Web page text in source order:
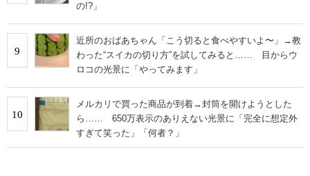
の!?」
9
近所のおばあちゃん「こう切ると食べやすいよ〜」→教
わった“スイカの切り方”を試してみると…… 目からウ
ロコの光景に「やってみます」
10
メルカリで買った商品が到着→封筒を開けようとした
ら…… 650万表示のありえない光景に「完全に想定外
すぎて笑った」「何者？」